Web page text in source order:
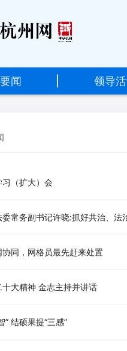
首
页
闻 领导
（扩大）会
协同，网格员最先赶来处置
大精神 金志主持并讲话
” 结硕果提“三感”